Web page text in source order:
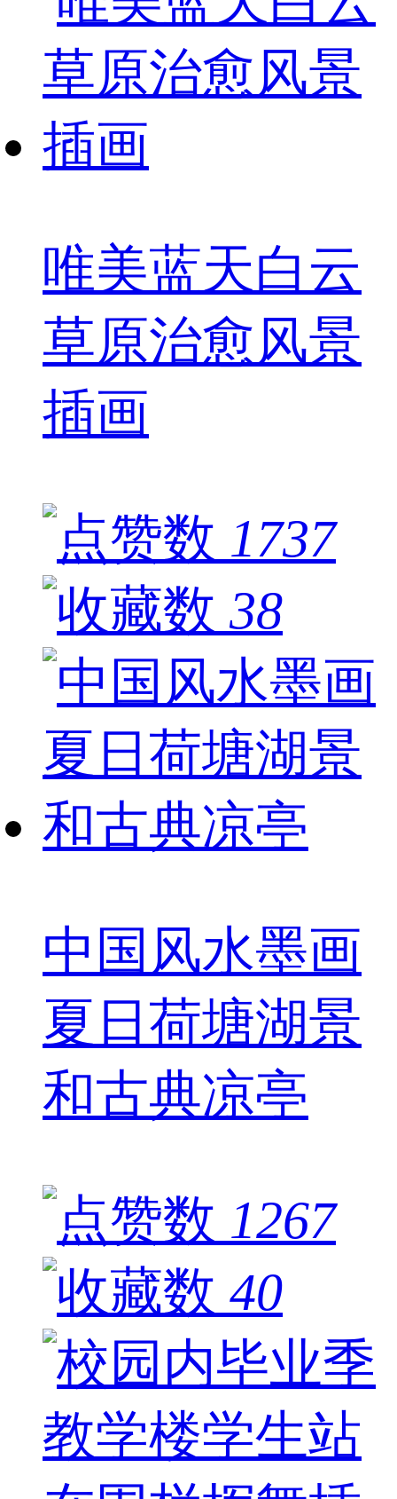
唯美蓝天白云
草原治愈风景
插画
1737
38
中国风水墨画
夏日荷塘湖景
和古典凉亭
1267
40